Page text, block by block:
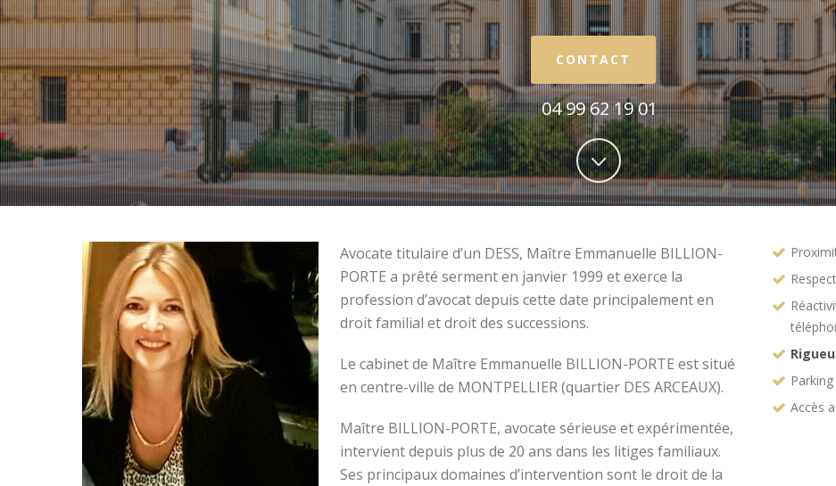
CONTACT
04 99 62 19 01
Avocate titulaire d’un DESS, Maître Emmanuelle BILLION-
PORTE a prêté serment en janvier 1999 et exerce la
profession d’avocat depuis cette date principalement en
droit familial et droit des successions.
Le cabinet de Maître Emmanuelle BILLION-PORTE est situé
en centre-ville de MONTPELLIER (quartier DES ARCEAUX).
Maître BILLION-PORTE, avocate sérieuse et expérimentée,
intervient depuis plus de 20 ans dans les litiges familiaux.
Ses principaux domaines d’intervention sont le droit de la
Accès